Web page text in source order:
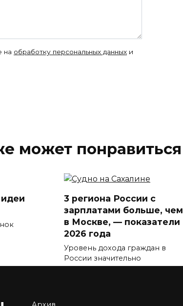
на обработку персональных данных и
может понравиться
3 региона России с
зарплатами больше, чем
в Москве, — показатели
2026 года
Уровень дохода граждан в
России значительно
отличается